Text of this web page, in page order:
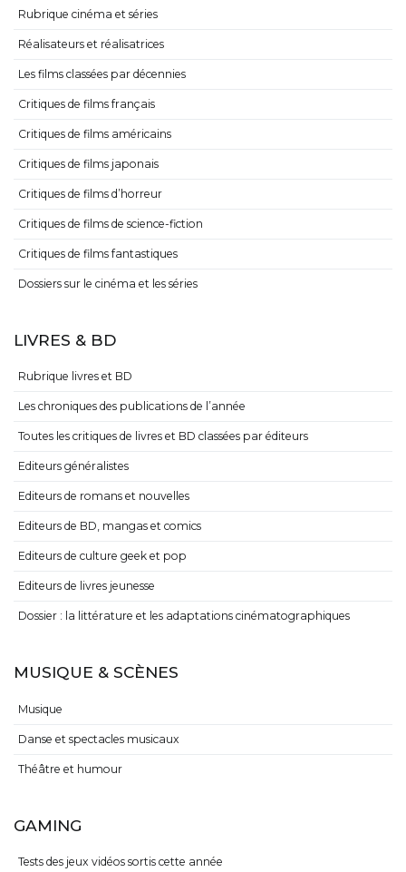
Rubrique cinéma et séries
Réalisateurs et réalisatrices
Les films classées par décennies
Critiques de films français
Critiques de films américains
Critiques de films japonais
Critiques de films d’horreur
Critiques de films de science-fiction
Critiques de films fantastiques
Dossiers sur le cinéma et les séries
LIVRES & BD
Rubrique livres et BD
Les chroniques des publications de l’année
Toutes les critiques de livres et BD classées par éditeurs
Editeurs généralistes
Editeurs de romans et nouvelles
Editeurs de BD, mangas et comics
Editeurs de culture geek et pop
Editeurs de livres jeunesse
Dossier : la littérature et les adaptations cinématographiques
MUSIQUE & SCÈNES
Musique
Danse et spectacles musicaux
Théâtre et humour
GAMING
Tests des jeux vidéos sortis cette année